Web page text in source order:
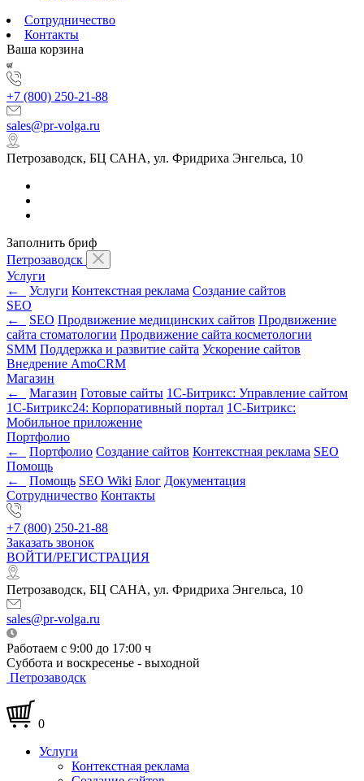
Сотрудничество
Контакты
Ваша корзина
+7 (800) 250-21-88
sales@pr-volga.ru
Петрозаводск, БЦ САНА, ул. Фридриха Энгельса, 10
Заполнить бриф
Петрозаводск
Услуги
←
Услуги Контекстная реклама Создание сайтов
SEO
←
SEO Продвижение медицинских сайтов Продвижение
сайта стоматологии Продвижение сайта косметологии
SMM Поддержка и развитие сайта Ускорение сайтов
Внедрение AmoCRM
Магазин
←
Магазин Готовые сайты 1С-Битрикс: Управление сайтом
1С-Битрикс24: Корпоративный портал 1С-Битрикс:
Мобильное приложение
Портфолио
←
Портфолио Создание сайтов Контекстная реклама SEO
Помощь
←
Помощь SEO Wiki Блог Документация
Сотрудничество Контакты
+7 (800) 250-21-88
Заказать звонок
ВОЙТИ/РЕГИСТРАЦИЯ
Петрозаводск, БЦ САНА, ул. Фридриха Энгельса, 10
sales@pr-volga.ru
Работаем с 9:00 до 17:00 ч
Суббота и воскресенье - выходной
Петрозаводск
0
Услуги
Контекстная реклама